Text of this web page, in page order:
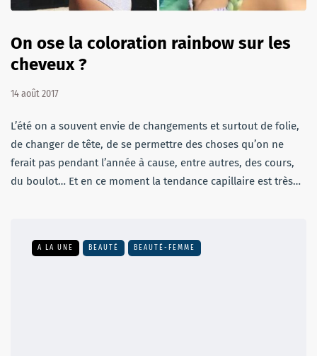
On ose la coloration rainbow sur les
cheveux ?
14 août 2017
L’été on a souvent envie de changements et surtout de folie,
de changer de tête, de se permettre des choses qu’on ne
ferait pas pendant l’année à cause, entre autres, des cours,
du boulot… Et en ce moment la tendance capillaire est très…
A LA UNE BEAUTÉ BEAUTÉ-FEMME